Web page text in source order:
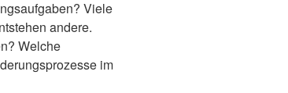
Viele
andere.
Welche
im